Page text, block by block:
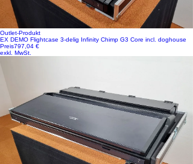
Outlet-Produkt
EX DEMO Flightcase 3-delig Infinity Chimp G3 Core incl. doghouse
Preis797,04 €
exkl. MwSt.